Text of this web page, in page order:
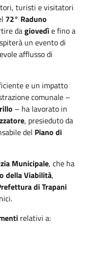
turisti e visitatori
72° Raduno
dagiovedìe fino a
un evento di
afflusso di
e un impatto
comunale –
– ha lavorato in
, presieduto da
del Piano di
Municipale, che ha
della Viabilità,
di Trapani
relativi a: